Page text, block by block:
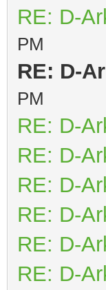
RE: D-
PM
RE: D-
PM
RE: D-
RE: D-
RE: D-
RE: D-
RE: D-
RE: D-